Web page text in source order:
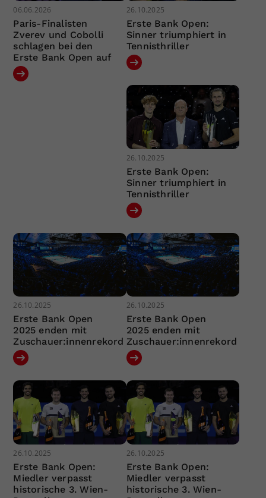
06.06.2026
Paris-Finalisten
Zverev und Cobolli
schlagen bei den
Erste Bank Open auf
26.10.2025
Erste Bank Open:
Sinner triumphiert in
Tennisthriller
26.10.2025
Erste Bank Open:
Sinner triumphiert in
Tennisthriller
26.10.2025
Erste Bank Open
2025 enden mit
Zuschauer:innenrekord
26.10.2025
Erste Bank Open
2025 enden mit
Zuschauer:innenrekord
26.10.2025
Erste Bank Open:
Miedler verpasst
historische 3. Wien-
26.10.2025
Erste Bank Open:
Miedler verpasst
historische 3. Wien-